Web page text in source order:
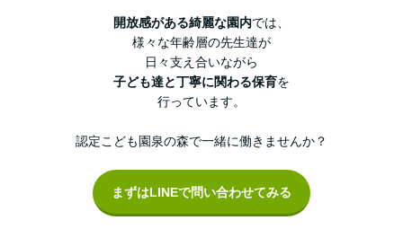
開放感がある綺麗な園内では、
様々な年齢層の先生達が
日々支え合いながら
子ども達と丁寧に関わる保育を
行っています。
認定こども園泉の森で一緒に働きませんか？
まずはLINEで問い合わせてみる